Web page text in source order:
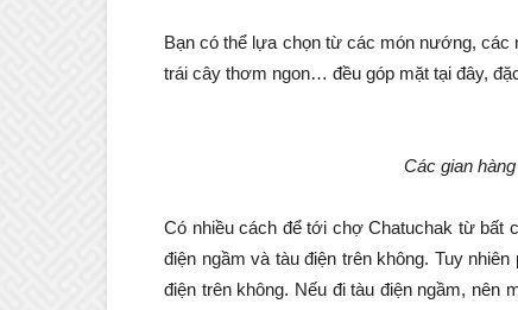
Bạn có thể lựa chọn từ các món nướng, các
trái cây thơm ngon… đều góp mặt tại đây,
Các gian
Có nhiều cách để tới chợ Chatuchak từ bất
điện ngầm và tàu điện trên không. Tuy
điện trên không. Nếu đi tàu điện ngầm, nên